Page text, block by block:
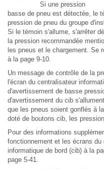
Si une pression
basse de pneu est détectée, le
pression de pneu du groupe
Si le témoin s'allume, s'arrêter
la pression recommandée
les pneus et le chargement. Se
à la page 9-10.
Un message de contrôle de la
l'écran du centralisateur
d'avertissement de basse
d'avertissement du cib
que les pneus soient gonflés à
doté de boutons cib, les
Pour des informations
fonctionnement et les écrans
informatique de bord (cib) à la
page 5-41.